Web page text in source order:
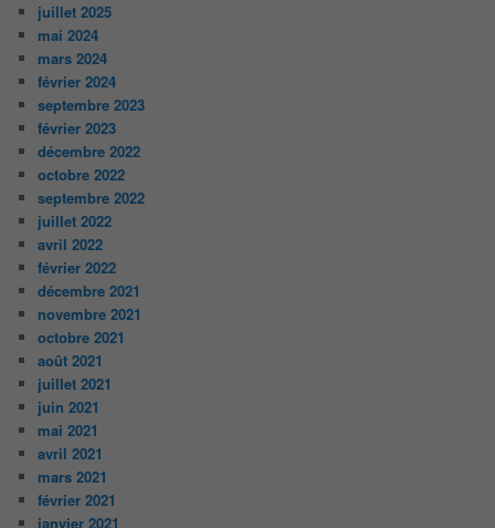
juillet 2025
mai 2024
mars 2024
février 2024
septembre 2023
février 2023
décembre 2022
octobre 2022
septembre 2022
juillet 2022
avril 2022
février 2022
décembre 2021
novembre 2021
octobre 2021
août 2021
juillet 2021
juin 2021
mai 2021
avril 2021
mars 2021
février 2021
janvier 2021